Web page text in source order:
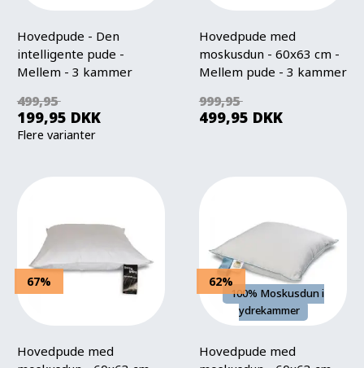
Hovedpude - Den
intelligente pude -
Mellem - 3 kammer
499,95
199,95 DKK
Flere varianter
Hovedpude med
moskusdun - 60x63 cm -
Mellem pude - 3 kammer
Home
999,95
499,95 DKK
67%
Hovedpude med
100% Moskusdun i
ydrekammer
62%
Hovedpude med